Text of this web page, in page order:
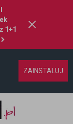
1+1
ZAINSTALUJ